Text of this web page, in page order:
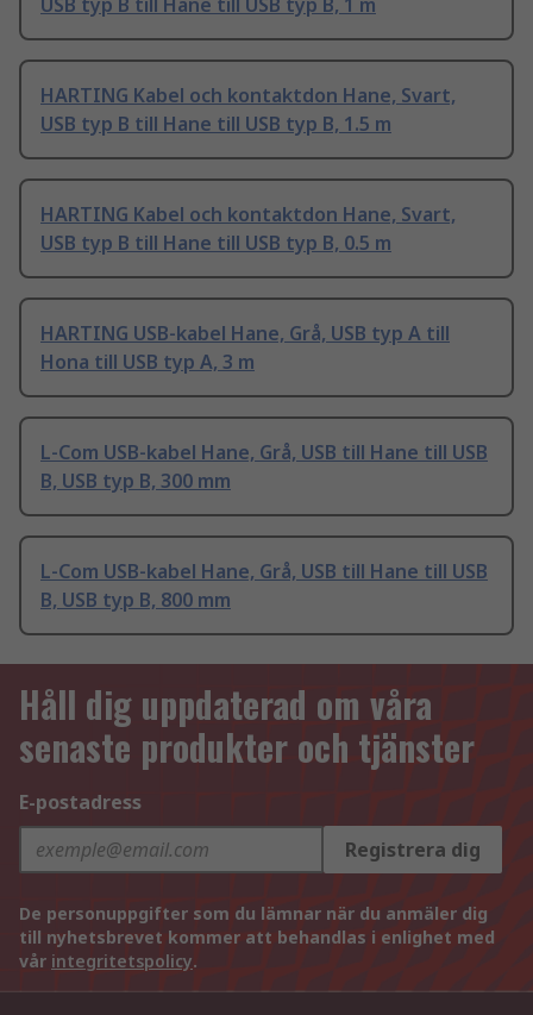
USB typ B till Hane till USB typ B, 1 m
HARTING Kabel och kontaktdon Hane, Svart,
USB typ B till Hane till USB typ B, 1.5 m
HARTING Kabel och kontaktdon Hane, Svart,
USB typ B till Hane till USB typ B, 0.5 m
HARTING USB-kabel Hane, Grå, USB typ A till
Hona till USB typ A, 3 m
L-Com USB-kabel Hane, Grå, USB till Hane till USB
B, USB typ B, 300 mm
L-Com USB-kabel Hane, Grå, USB till Hane till USB
B, USB typ B, 800 mm
Håll dig uppdaterad om våra
senaste produkter och tjänster
E-postadress
Registrera dig
De personuppgifter som du lämnar när du anmäler dig
till nyhetsbrevet kommer att behandlas i enlighet med
vår integritetspolicy.